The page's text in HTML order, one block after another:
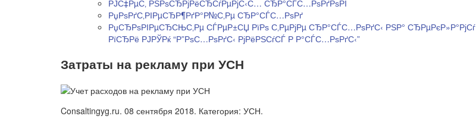
РЈС‡РµС‚ РЅРѕСЂРјРёСЂСѓРµРјС‹С… СЂР°СЃС…РѕРґРѕРІ
РџРѕРґС‚РІРµСЂР¶РґР°Р№С‚Рµ СЂР°СЃС…РѕРґ
РџСЂРѕРІРµСЂСЊС‚Рµ СЃРµР±СЏ РїРѕ С‚РµРјРµ СЂР°СЃС…РѕРґС‹ РЅР° СЂРµРєР»Р°РјСѓ
РїСЂРё РЈРЎРќ “Р”РѕС…РѕРґС‹ РјРёРЅСѓСЃ Р Р°СЃС…РѕРґС‹”
Затраты на рекламу при УСН
Consaltingyg.ru. 08 сентября 2018. Категория: УСН.